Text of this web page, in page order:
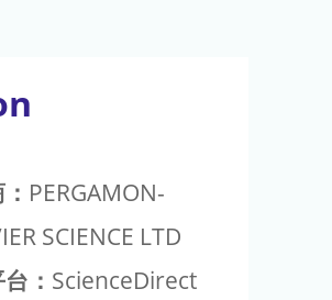
PERGAMON-
SCIENCE LTD
： ScienceDirect